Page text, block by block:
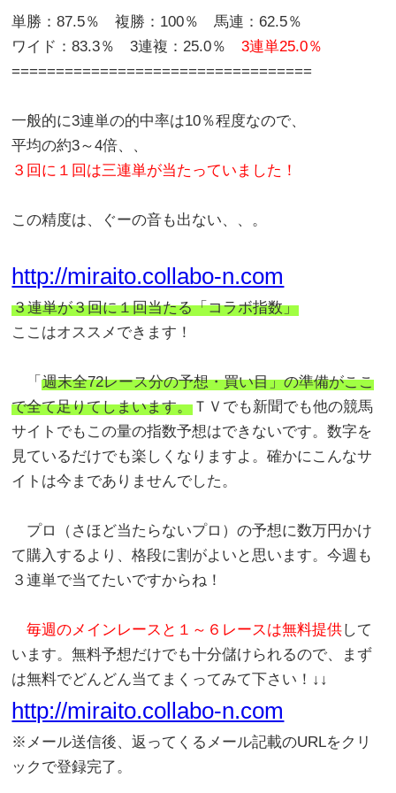
単勝：87.5％ 複勝：100％ 馬連：62.5％
ワイド：83.3％ 3連複：25.0％3連単25.0％
==================================
一般的に3連単の的中率は10％程度なので、
平均の約3～4倍、、
３回に１回は三連単が当たっていました！
この精度は、ぐーの音も出ない、、。
http://miraito.collabo-n.com
３連単が３回に１回当たる「コラボ指数」
ここはオススメできます！
「週末全72レース分の予想・買い目」の準備がここ
で全て足りてしまいます。 ＴＶでも新聞でも他の競馬
サイトでもこの量の指数予想はできないです。数字を
見ているだけでも楽しくなりますよ。確かにこんなサ
イトは今までありませんでした。
プロ（さほど当たらないプロ）の予想に数万円かけ
て購入するより、格段に割がよいと思います。今週も
３連単で当てたいですからね！
毎週のメインレースと１～６レースは無料提供して
います。無料予想だけでも十分儲けられるので、まず
は無料でどんどん当てまくってみて下さい！↓↓
http://miraito.collabo-n.com
※メール送信後、返ってくるメール記載のURLをクリ
ックで登録完了。